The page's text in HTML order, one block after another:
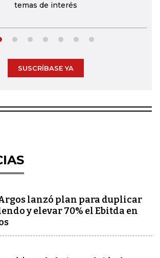
temas de interés
SUSCRÍBASE YA
lanzó plan para duplicar
y elevar 70% el Ebitda en